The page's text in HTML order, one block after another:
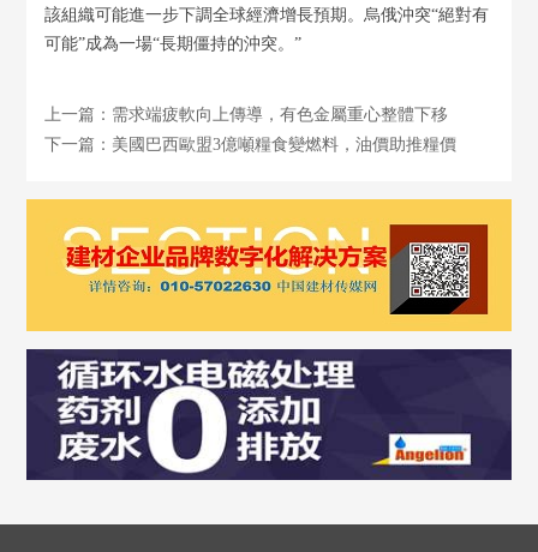
該組織可能進一步下調全球經濟增長預期。烏俄沖突“絕對有
可能”成為一場“長期僵持的沖突。”
上一篇：需求端疲軟向上傳導，有色金屬重心整體下移
下一篇：美國巴西歐盟3億噸糧食變燃料，油價助推糧價